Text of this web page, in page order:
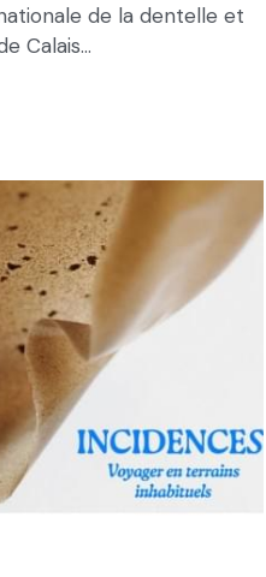
de la dentelle et
Calais...